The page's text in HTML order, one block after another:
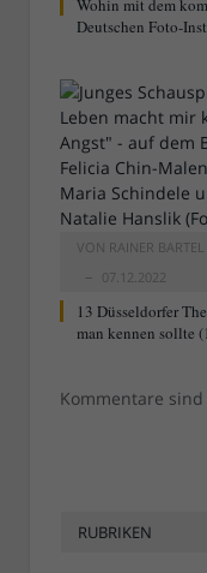
Wohin mit dem
Deutschen Foto-
VON RAINER BARTEL
07.12.2022
13 Düsseldorfer
man kennen sollte
Kommentare
RUBRIKEN